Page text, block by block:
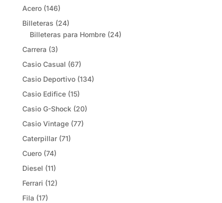
Acero (146)
Billeteras (24)
Billeteras para Hombre (24)
Carrera (3)
Casio Casual (67)
Casio Deportivo (134)
Casio Edifice (15)
Casio G-Shock (20)
Casio Vintage (77)
Caterpillar (71)
Cuero (74)
Diesel (11)
Ferrari (12)
Fila (17)